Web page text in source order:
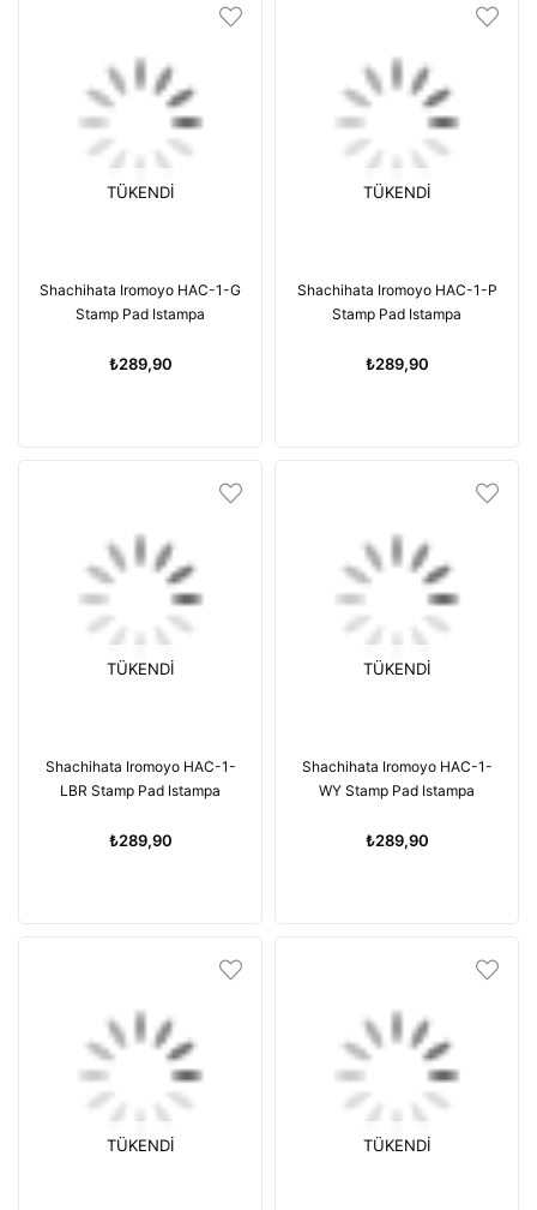
TÜKENDI
Shachihata Iromoyo HAC-1-G
Stamp Pad Istampa
₺289,90
TÜKENDI
Shachihata Iromoyo HAC-1-P
Stamp Pad Istampa
₺289,90
TÜKENDI
Shachihata Iromoyo HAC-1-
LBR Stamp Pad Istampa
₺289,90
TÜKENDI
Shachihata Iromoyo HAC-1-
WY Stamp Pad Istampa
₺289,90
TÜKENDI TÜKENDI